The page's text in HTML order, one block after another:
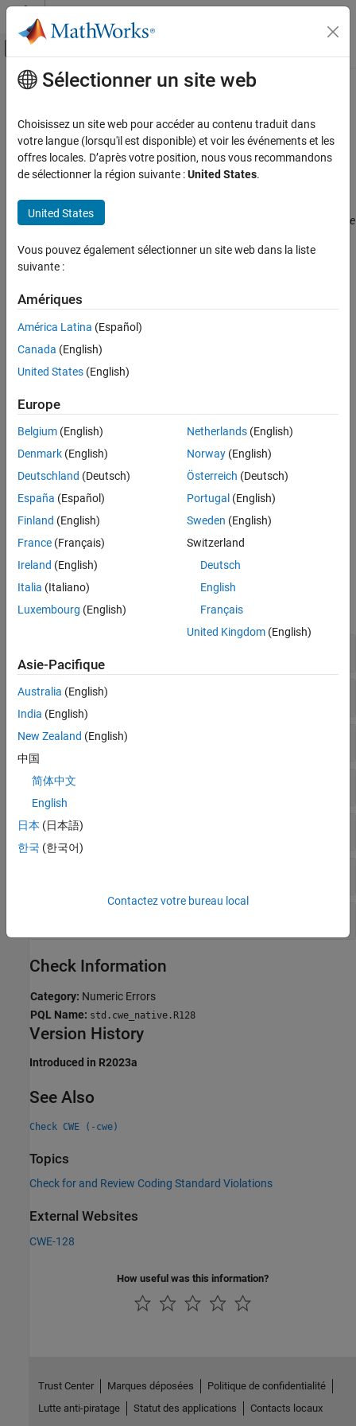
Passer au contenu
Activer/désactiver l'affichage du menu
Accueil de la documentation
Polyspace Bug Finder
Reviewing and Reporting Results
Polyspace Bug Finder Results
Coding Standards
Common Weakness Enumeration (CWE)
ON THIS PAGE
Check Information
Version History
Contenu principal
CWE Rule 128
Wrap-around Error
Since R2023a
expand all in page
Wrap around errors occur whenever a value is incremented past the
small, negative, or undefined value.
The rule checker checks for these issues:
Integer constant overflow
Integer conversion overflow
Integer overflow
Unsigned integer constant overflow
Unsigned integer overflow
Examples
expand all
Integer conversion overflow
Integer overflow
Tainted sign change conversion
Unsigned integer constant overflow
Check Information
Category: Numeric Errors
PQL Name: std.cwe_native.R128
Version History
Introduced in R2023a
See Also
Check CWE (-cwe)
Topics
Check for and Review Coding Standard Violations
External Websites
CWE-128
How useful was this information?
Sélectionner un site web
Choisissez un site web pour accéder au contenu traduit dans
votre langue (lorsqu'il est disponible) et voir les événements et les
offres locales. D’après votre position, nous vous recommandons
de sélectionner la région suivante :United States.
United States
Vous pouvez également sélectionner un site web dans la liste
suivante :
Amériques
América Latina (Español)
Canada (English)
United States (English)
Europe
Belgium (English)
Denmark (English)
Deutschland (Deutsch)
España (Español)
Finland (English)
France (Français)
Ireland (English)
Italia (Italiano)
Luxembourg (English)
Netherlands(English)
Norway(English)
Österreich (Deutsch)
Portugal (English)
Sweden (English)
Switzerland
Deutsch
English
Français
United Kingdom(English)
Asie-Pacifique
Australia (English)
India (English)
New Zealand (English)
中国
简体中文
English
日本 (日本語)
한국 (한국어)
Contactez votre bureau local
Trust Center Marques déposées
Politique de confidentialité
Lutte anti-piratage
Statut des applications
Contacts locaux